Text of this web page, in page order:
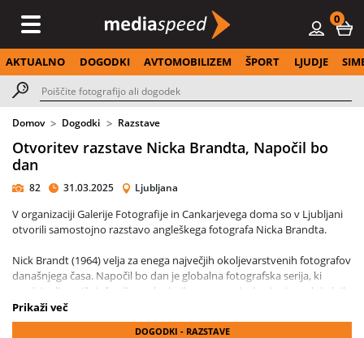
0
AKTUALNO DOGODKI AVTOMOBILIZEM ŠPORT LJUDJE
Domov Dogodki Razstave
Otvoritev razstave Nicka Brandta, Napočil bo
dan
82 31.03.2025 Ljubljana
V organizaciji Galerije Fotografije in Cankarjevega doma so v Ljubljani
otvorili samostojno razstavo angleškega fotografa Nicka Brandta.
Nick Brandt (1964) velja za enega največjih okoljevarstvenih fotografov
današnjega časa. Napočil bo dan je globalna fotografska serija, ki
predstavlja uničujoč vpliv podnebnih sprememb skozi prizmo lokalnih
skupnosti, posameznikov in živali. Nastala je v državah, ki so med
najmanj odgovornimi za podnebne spremembe, a so jih te najmočneje
Prikaži več
DOGODKI - RAZSTAVE